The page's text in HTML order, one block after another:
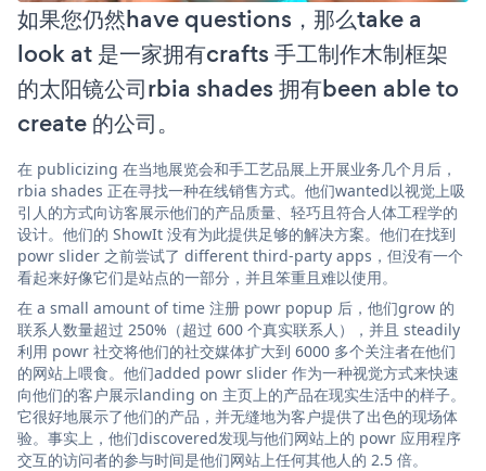
如果您仍然have questions，那么take a
look at 是一家拥有crafts 手工制作木制框架
的太阳镜公司rbia shades 拥有been able to
create 的公司。
在 publicizing 在当地展览会和手工艺品展上开展业务几个月后，
rbia shades 正在寻找一种在线销售方式。他们wanted以视觉上吸
引人的方式向访客展示他们的产品质量、轻巧且符合人体工程学的
设计。他们的 ShowIt 没有为此提供足够的解决方案。他们在找到
powr slider 之前尝试了 different third-party apps，但没有一个
看起来好像它们是站点的一部分，并且笨重且难以使用。
在 a small amount of time 注册 powr popup 后，他们grow 的
联系人数量超过 250%（超过 600 个真实联系人），并且 steadily
利用 powr 社交将他们的社交媒体扩大到 6000 多个关注者在他们
的网站上喂食。他们added powr slider 作为一种视觉方式来快速
向他们的客户展示landing on 主页上的产品在现实生活中的样子。
它很好地展示了他们的产品，并无缝地为客户提供了出色的现场体
验。事实上，他们discovered发现与他们网站上的 powr 应用程序
交互的访问者的参与时间是他们网站上任何其他人的 2.5 倍。